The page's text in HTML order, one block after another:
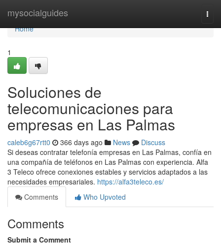
mysocialguides
Home
Home
1
Soluciones de
telecomunicaciones para
empresas en Las Palmas
caleb6g67rtt0 366 days ago News
Discuss
Si deseas contratar telefonía empresas en Las Palmas, confía en
una compañía de teléfonos en Las Palmas con experiencia. Alfa
3 Teleco ofrece conexiones estables y servicios adaptados a las
necesidades empresariales. https://alfa3teleco.es/
Comments
Who Upvoted
Comments
Submit a Comment